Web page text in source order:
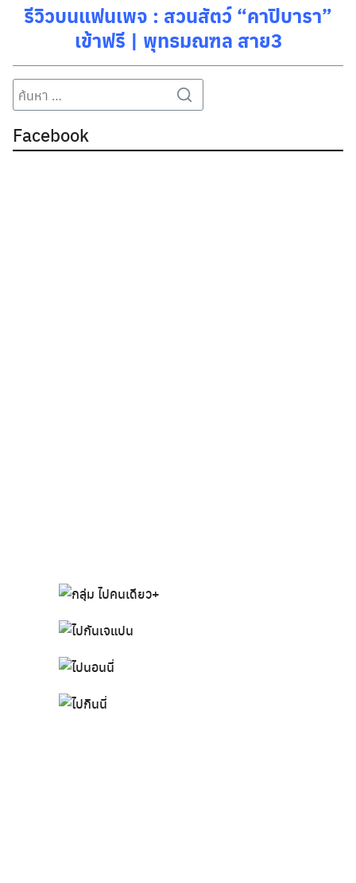
รีวิวบนแฟนเพจ : สวนสัตว์ “คาปิบารา”
เข้าฟรี | พุทธมณฑล สาย3
Search
for:
Search
Facebook